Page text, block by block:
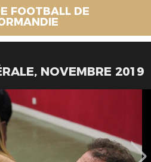
FOOTBALL DE
NOVEMBRE 2019